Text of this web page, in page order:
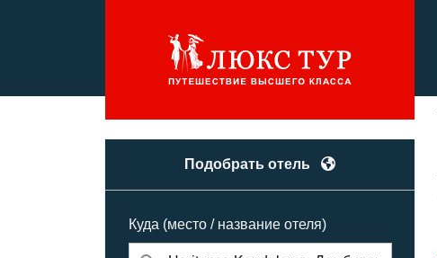
Подобрать отель
Куда (место / название отеля)